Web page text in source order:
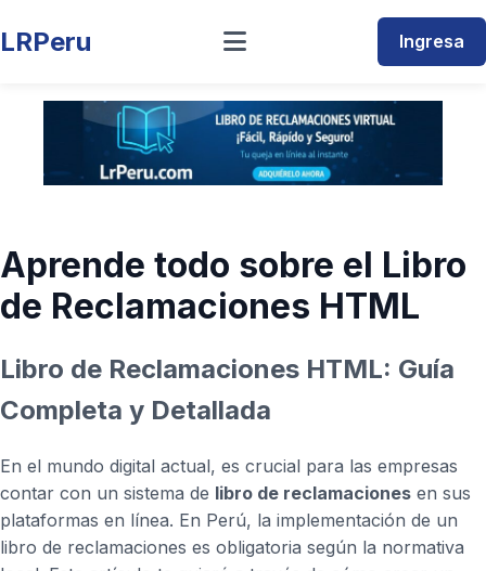
LRPeru Ingresa
Aprende todo sobre el Libro
de Reclamaciones HTML
Libro de Reclamaciones HTML: Guía
Completa y Detallada
En el mundo digital actual, es crucial para las empresas
contar con un sistema de libro de reclamaciones en sus
plataformas en línea. En Perú, la implementación de un
libro de reclamaciones es obligatoria según la normativa